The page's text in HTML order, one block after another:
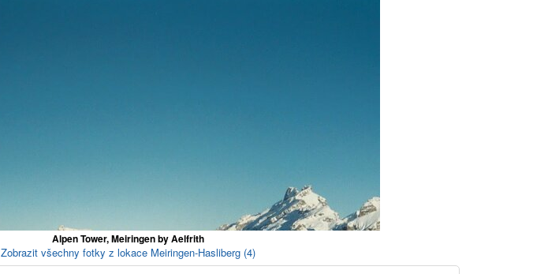
Alpen Tower, Meiringen by Aelfrith
Zobrazit všechny fotky z lokace Meiringen-Hasliberg (4)